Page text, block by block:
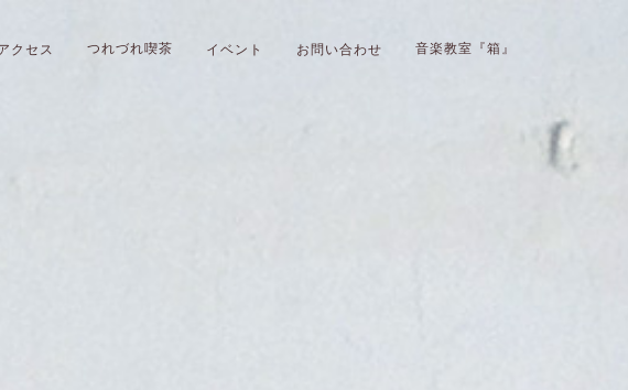
クセス つれづれ喫茶 イベント お問い合わせ 音楽教室『箱』